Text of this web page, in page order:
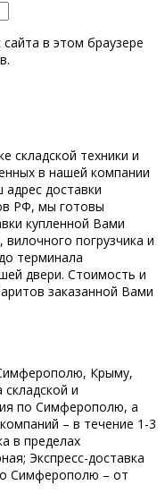
в этом браузере
складской техники и
в нашей компании
адрес доставки
РФ, мы готовы
купленной Вами
погрузчика и
терминала
двери. Стоимость и
заказанной Вами
Крыму,
складской и
по Симферополю, а
– в течение 1-3
в пределах
Экспресс-доставка
Симферополю – от